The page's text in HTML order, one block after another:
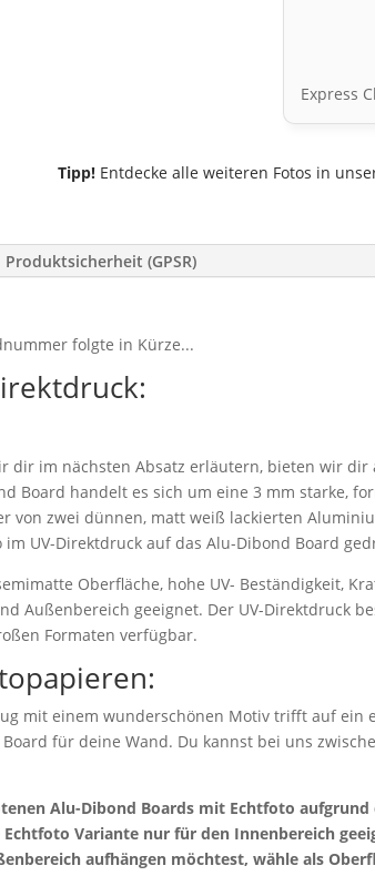
Express
Tipp!Entdecke alle weiteren Fotos in
Produktsicherheit (GPSR)
folgte in Kürze...
dir im nächsten Absatz erläutern, bieten wir
Board handelt es sich um eine 3 mm starke,
von zwei dünnen, matt weiß lackierten
UV-Direktdruck auf das Alu-Dibond Board
Oberfläche, hohe UV- Beständigkeit,
Außenbereich geeignet. Der UV-Direktdruck
Formaten verfügbar.
mit einem wunderschönen Motiv trifft auf ein
für deine Wand. Du kannst bei uns
Alu-Dibond Boards mit Echtfoto
Variante nur für den Innenbereich
aufhängen möchtest, wähle als